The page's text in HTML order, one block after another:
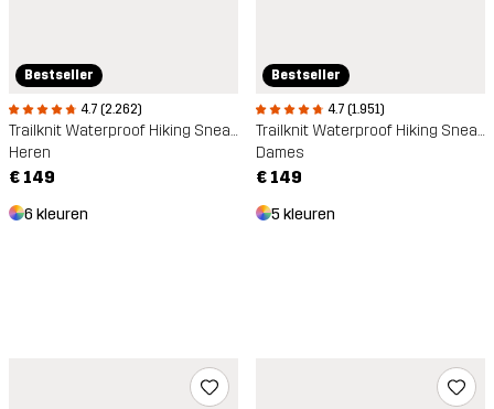
Bestseller
4.7 (2.262)
Trailknit Waterproof Hiking Sneakers
Heren
€ 149
6 kleuren
Bestseller
4.7 (1.951)
Trailknit Waterproof Hiking Sneakers
Dames
€ 149
5 kleuren